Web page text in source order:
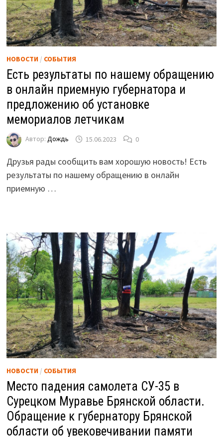
НОВОСТИ/ СОБЫТИЯ
Есть результаты по нашему обращению
в онлайн приемную губернатора и
предложению об установке
мемориалов летчикам
Автор: Дождь 15.06.2023 0
Друзья рады сообщить вам хорошую новость! Есть
результаты по нашему обращению в онлайн
приемную …
НОВОСТИ/ СОБЫТИЯ
Место падения самолета СУ-35 в
Сурецком Муравье Брянской области.
Обращение к губернатору Брянской
области об увековечивании памяти